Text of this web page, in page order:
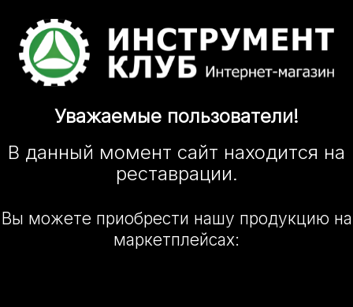
Уважаемые пользователи!
В данный момент сайт находится на
реставрации.
Вы можете приобрести нашу продукцию на
маркетплейсах: